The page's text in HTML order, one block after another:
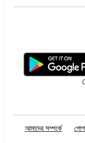
আমাদের সম্পর্কে